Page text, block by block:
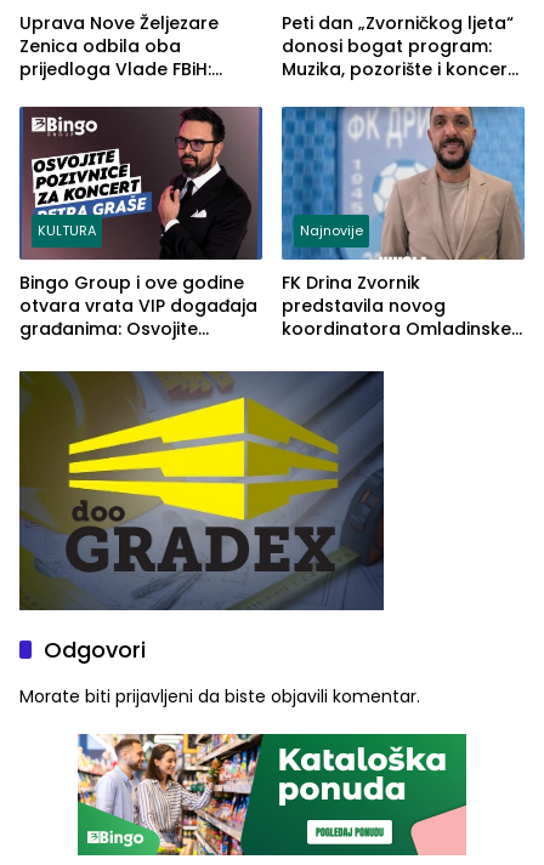
Uprava Nove Željezare
Zenica odbila oba
prijedloga Vlade FBiH:
rješenje
Peti dan „Zvorničkog ljeta“
donosi bogat program:
Muzika, pozorište i koncert
KULTURA
Bingo Group i ove godine
otvara vrata VIP događaja
građanima: Osvojite
Graše
Najnovije
FK Drina Zvornik
predstavila novog
koordinatora Omladinske
Odgovori
Morate biti prijavljeni da biste objavili komentar.